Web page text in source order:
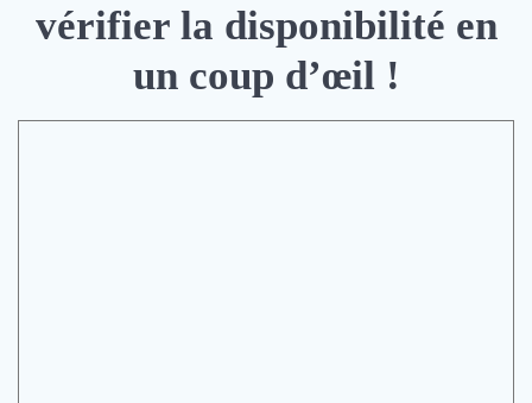
vérifier la disponibilité en
un coup d’œil !